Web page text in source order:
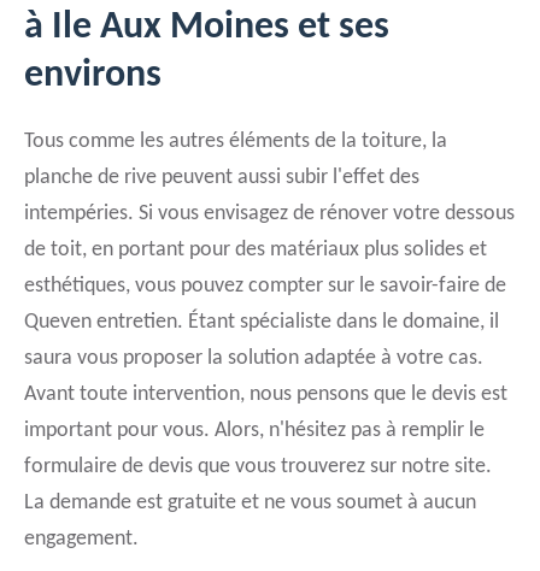
à Ile Aux Moines et ses
environs
Tous comme les autres éléments de la toiture, la
planche de rive peuvent aussi subir l'effet des
intempéries. Si vous envisagez de rénover votre dessous
de toit, en portant pour des matériaux plus solides et
esthétiques, vous pouvez compter sur le savoir-faire de
Queven entretien. Étant spécialiste dans le domaine, il
saura vous proposer la solution adaptée à votre cas.
Avant toute intervention, nous pensons que le devis est
important pour vous. Alors, n'hésitez pas à remplir le
formulaire de devis que vous trouverez sur notre site.
La demande est gratuite et ne vous soumet à aucun
engagement.